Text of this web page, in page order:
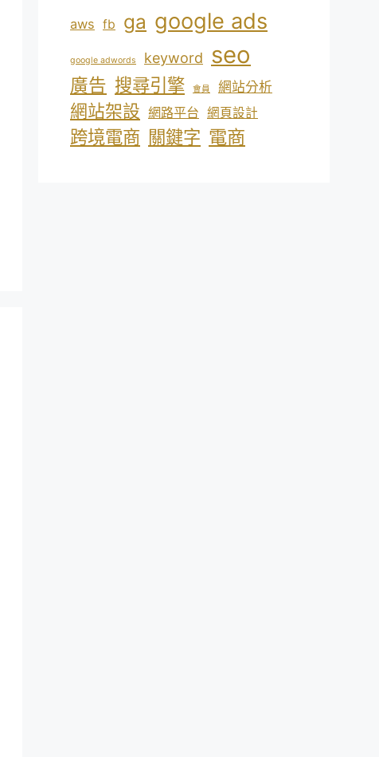
aws fb ga google ads
google adwords keyword seo
廣告 搜尋引擎 會員 網站分析
網站架設 網路平台 網頁設計
跨境電商 關鍵字 電商